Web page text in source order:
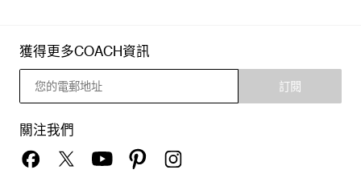
獲得更多COACH資訊
訂閱
關注我們